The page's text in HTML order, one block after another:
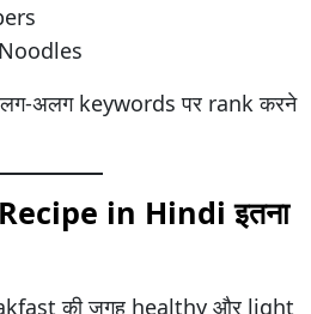
अलग keywords पर rank करने
in Hindi इतना
की जगह healthy और light